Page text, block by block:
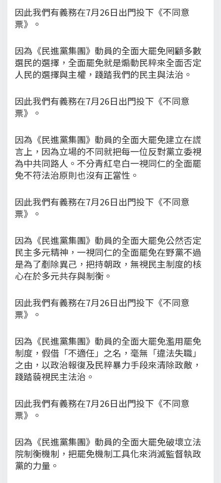
因此我們有義務在7月26日出門投下《不同意
票》。
因為《民進黨集團》動員的全面大罷免罔顧多數
選民的選擇，全面罷免就是煽動民粹來全面否定
人民的選擇與主權，踐踏我們的民主與法治。
因此我們有義務在7月26日出門投下《不同意
票》。
因為《民進黨集團》動員的全面大罷免建立在謊
言上，因為立場的不同就把每一位反對黨立委視
為中共同路人。不分青紅皂白一視同仁的全面罷
免不符法治原則也沒有正當性。
因此我們有義務在7月26日出門投下《不同意
票》。
因為《民進黨集團》動員的全面大罷免公然否定
民主多元精神，一視同仁的全面罷免在野黨不過
是為了剷除異己，把持朝政，無視民主制度的核
心在於多元共存與制衡。
因此我們有義務在7月26日出門投下《不同意
票》。
因為《民進黨集團》動員的全面大罷免濫用罷免
制度，假借「不適任」之名，毫無「違法失職」
之由，以政治報復及民粹暴力手段來清除政敵，
踐踏藐視民主法治。
因此我們有義務在7月26日出門投下《不同意
票》。
因為《民進黨集團》動員的全面大罷免破壞立法
院制衡機制，把罷免機制工具化來消滅監督執政
黨的力量。